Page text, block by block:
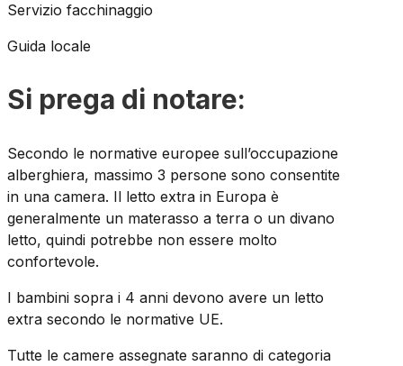
Servizio facchinaggio
Guida locale
Si prega di notare:
Secondo le normative europee sull’occupazione
alberghiera, massimo 3 persone sono consentite
in una camera. Il letto extra in Europa è
generalmente un materasso a terra o un divano
letto, quindi potrebbe non essere molto
confortevole.
I bambini sopra i 4 anni devono avere un letto
extra secondo le normative UE.
Tutte le camere assegnate saranno di categoria